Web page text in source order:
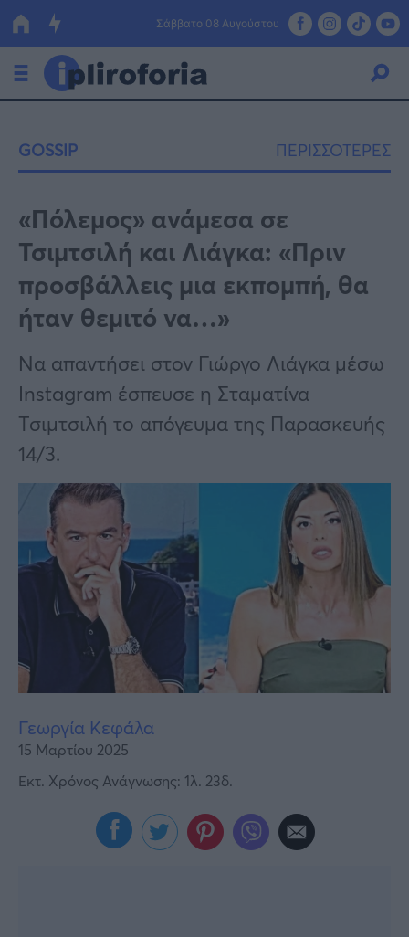
Σάββατο 08 Αυγούστου
Οικονομία
Πολιτική
Τράπεζες
Επιδοτήσεις
ΕΣΠΑ
Κόσμος
Lifestyle
Αθλητικά
Υγεία
Γυναίκα
Καιρός
GOSSIP ΠΕΡΙΣΣΟΤΕΡΕΣ
«Πόλεμος» ανάμεσα σε
Τσιμτσιλή και Λιάγκα: «Πριν
προσβάλλεις μια εκπομπή, θα
ήταν θεμιτό να…»
Να απαντήσει στον Γιώργο Λιάγκα μέσω
Instagram έσπευσε η Σταματίνα
Τσιμτσιλή το απόγευμα της Παρασκευής
14/3.
Γεωργία Κεφάλα
15 Μαρτίου 2025
Εκτ. Χρόνος Ανάγνωσης: 1λ. 23δ.